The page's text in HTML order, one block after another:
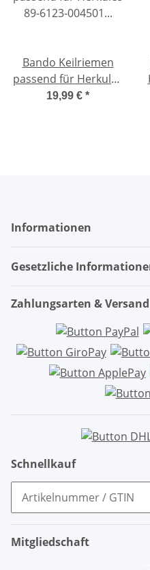
Bando Keilriemen
passend für Herkules
89-6123-004501
19,99 € *
Informationen
Gesetzliche
Zahlungsarten & Versand
Schnellkauf
Mitgliedschaft